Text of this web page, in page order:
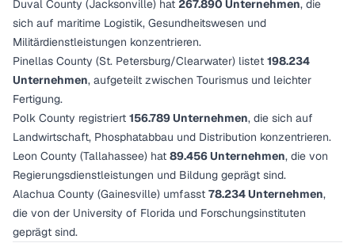
Duval County (Jacksonville) hat 267.890 Unternehmen, die
sich auf maritime Logistik, Gesundheitswesen und
Militärdienstleistungen konzentrieren.
Pinellas County (St. Petersburg/Clearwater) listet 198.234
Unternehmen, aufgeteilt zwischen Tourismus und leichter
Fertigung.
Polk County registriert 156.789 Unternehmen, die sich auf
Landwirtschaft, Phosphatabbau und Distribution konzentrieren.
Leon County (Tallahassee) hat 89.456 Unternehmen, die von
Regierungsdienstleistungen und Bildung geprägt sind.
Alachua County (Gainesville) umfasst 78.234 Unternehmen,
die von der University of Florida und Forschungsinstituten
geprägt sind.